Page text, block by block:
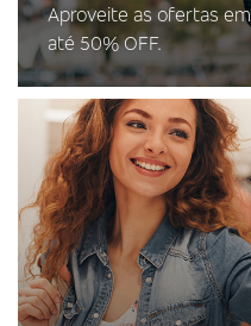
Aproveite as ofertas
até 50% OFF.